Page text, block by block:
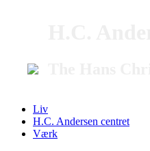
Liv
H.C. Andersen centret
Værk